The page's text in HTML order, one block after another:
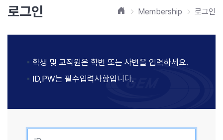
로그인 홈 Membership 로그인
학생 및 교직원은 학번 또는 사번을 입력하세요.
ID,PW는 필수입력사항입니다.